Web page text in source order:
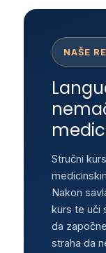
NAŠE
Stručni
Nakon
kurs te uči
da
straha da